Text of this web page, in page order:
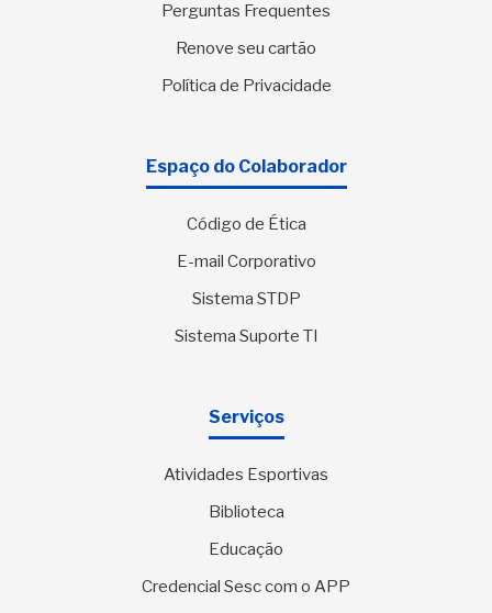
Perguntas Frequentes
Renove seu cartão
Política de Privacidade
Espaço do Colaborador
Código de Ética
E-mail Corporativo
Sistema STDP
Sistema Suporte TI
Serviços
Atividades Esportivas
Biblioteca
Educação
Credencial Sesc com o APP